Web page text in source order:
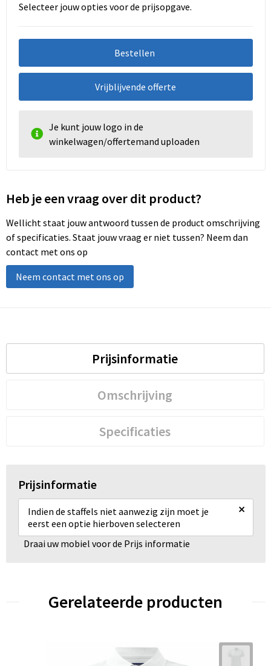
Selecteer jouw opties voor de prijsopgave.
Bestellen
Vrijblijvende offerte
Je kunt jouw logo in de
winkelwagen/offertemand uploaden
Heb je een vraag over dit product?
Wellicht staat jouw antwoord tussen de product omschrijving
of specificaties. Staat jouw vraag er niet tussen? Neem dan
contact met ons op
Neem contact met ons op
Prijsinformatie
Omschrijving
Specificaties
Prijsinformatie
Indien de staffels niet aanwezig zijn moet je
eerst een optie hierboven selecteren
×
Draai uw mobiel voor de Prijs informatie
Gerelateerde producten